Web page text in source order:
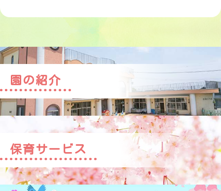
園の紹介
保育サービス